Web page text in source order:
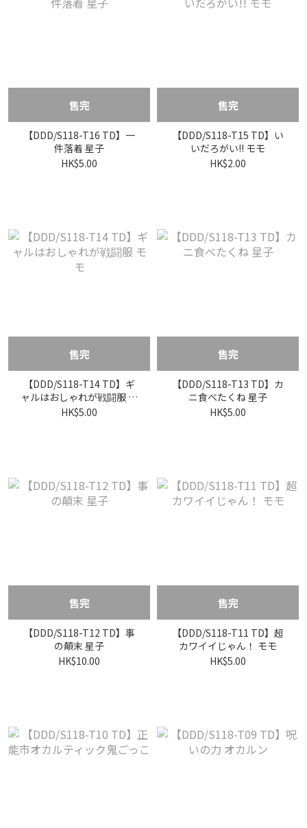
售完
【DDD/S118-T16 TD】一
件落着 星子
HK$5.00
售完
【DDD/S118-T15 TD】い
いだろがい!! モモ
HK$2.00
售完
【DDD/S118-T14 TD】ギ
ャルはおしゃれが戦闘服 モ
モ
HK$5.00
售完
【DDD/S118-T13 TD】カ
ニ食べたくね 星子
HK$5.00
售完
【DDD/S118-T12 TD】事
の顛末 星子
HK$10.00
售完
【DDD/S118-T11 TD】超
カワイイじゃん！ モモ
HK$5.00